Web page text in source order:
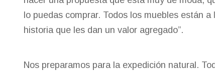
lo puedas comprar. Todos los muebles están
historia que les dan un valor agregado”.
Nos preparamos para la expedición natural.